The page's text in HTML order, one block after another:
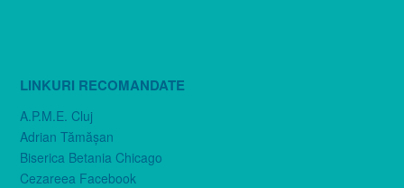
LINKURI RECOMANDATE
A.P.M.E. Cluj
Adrian Tămăşan
Biserica Betania Chicago
Cezareea Facebook